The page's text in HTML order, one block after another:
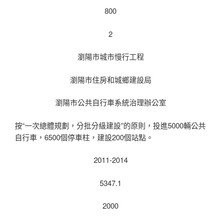
800
2
瀏陽市城市慢行工程
瀏陽市住房和城鄉建設局
瀏陽市公共自行車系統治理辦公室
按“一次總體規劃，分批分級建設”的原則，投進5000輛公共
自行車，6500個停車柱，建設200個站點。
2011-2014
5347.1
2000